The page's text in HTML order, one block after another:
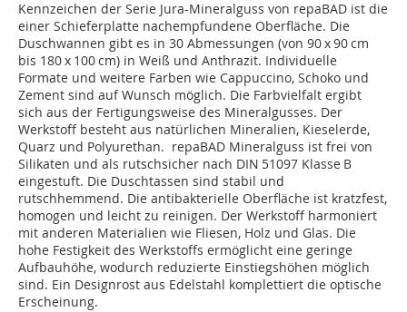
Kennzeichen der Serie Jura-Mineralguss von repaBAD ist die
einer Schieferplatte nachempfundene Oberfläche. Die
Duschwannen gibt es in 30 Abmessungen (von 90 x 90 cm
bis 180 x 100 cm) in Weiß und Anthrazit. Individuelle
Formate und weitere Farben wie Cappuccino, Schoko und
Zement sind auf Wunsch möglich. Die Farbvielfalt ergibt
sich aus der Fertigungsweise des Mineralgusses. Der
Werkstoff besteht aus natürlichen Mineralien, Kieselerde,
Quarz und Polyurethan. repaBAD Mineralguss ist frei von
Silikaten und als rutschsicher nach DIN 51097 Klasse B
eingestuft. Die Duschtassen sind stabil und
rutschhemmend. Die antibakterielle Oberfläche ist kratzfest,
homogen und leicht zu reinigen. Der Werkstoff harmoniert
mit anderen Materialien wie Fliesen, Holz und Glas. Die
hohe Festigkeit des Werkstoffs ermöglicht eine geringe
Aufbauhöhe, wodurch reduzierte Einstiegshöhen möglich
sind. Ein Designrost aus Edelstahl komplettiert die optische
Erscheinung.